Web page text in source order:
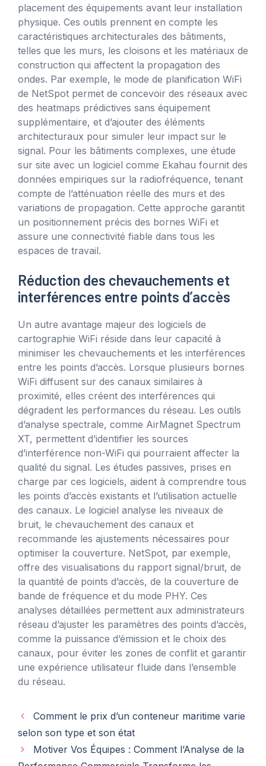
placement des équipements avant leur installation
physique. Ces outils prennent en compte les
caractéristiques architecturales des bâtiments,
telles que les murs, les cloisons et les matériaux de
construction qui affectent la propagation des
ondes. Par exemple, le mode de planification WiFi
de NetSpot permet de concevoir des réseaux avec
des heatmaps prédictives sans équipement
supplémentaire, et d’ajouter des éléments
architecturaux pour simuler leur impact sur le
signal. Pour les bâtiments complexes, une étude
sur site avec un logiciel comme Ekahau fournit des
données empiriques sur la radiofréquence, tenant
compte de l’atténuation réelle des murs et des
variations de propagation. Cette approche garantit
un positionnement précis des bornes WiFi et
assure une connectivité fiable dans tous les
espaces de travail.
Réduction des chevauchements et
interférences entre points d’accès
Un autre avantage majeur des logiciels de
cartographie WiFi réside dans leur capacité à
minimiser les chevauchements et les interférences
entre les points d’accès. Lorsque plusieurs bornes
WiFi diffusent sur des canaux similaires à
proximité, elles créent des interférences qui
dégradent les performances du réseau. Les outils
d’analyse spectrale, comme AirMagnet Spectrum
XT, permettent d’identifier les sources
d’interférence non-WiFi qui pourraient affecter la
qualité du signal. Les études passives, prises en
charge par ces logiciels, aident à comprendre tous
les points d’accès existants et l’utilisation actuelle
des canaux. Le logiciel analyse les niveaux de
bruit, le chevauchement des canaux et
recommande les ajustements nécessaires pour
optimiser la couverture. NetSpot, par exemple,
offre des visualisations du rapport signal/bruit, de
la quantité de points d’accès, de la couverture de
bande de fréquence et du mode PHY. Ces
analyses détaillées permettent aux administrateurs
réseau d’ajuster les paramètres des points d’accès,
comme la puissance d’émission et le choix des
canaux, pour éviter les zones de conflit et garantir
une expérience utilisateur fluide dans l’ensemble
du réseau.
Comment le prix d’un conteneur maritime varie
selon son type et son état
Motiver Vos Équipes : Comment l’Analyse de la